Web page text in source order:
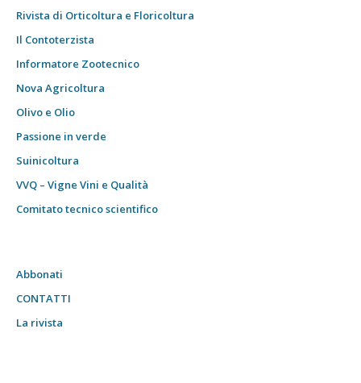
Rivista di Orticoltura e Floricoltura
Il Contoterzista
Informatore Zootecnico
Nova Agricoltura
Olivo e Olio
Passione in verde
Suinicoltura
VVQ – Vigne Vini e Qualità
Comitato tecnico scientifico
Abbonati
CONTATTI
La rivista